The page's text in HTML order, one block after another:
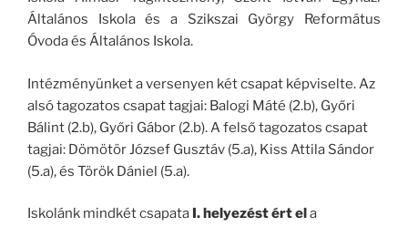
Általános Iskola és a Szikszai György Református
Óvoda és Általános Iskola.
Intézményünket a versenyen két csapat képviselte. Az
alsó tagozatos csapat tagjai: Balogi Máté (2.b), Győri
Bálint (2.b), Győri Gábor (2.b). A felső tagozatos csapat
tagjai: Dömötör József Gusztáv (5.a), Kiss Attila Sándor
(5.a), és Török Dániel (5.a).
Iskolánk mindkét csapata I. helyezést ért ela